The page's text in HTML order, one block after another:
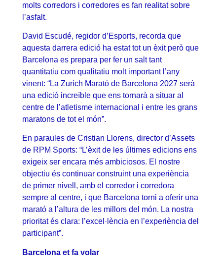
molts corredors i corredores es fan realitat sobre
l’asfalt.
David Escudé, regidor d’Esports, recorda que
aquesta darrera edició ha estat tot un èxit però que
Barcelona es prepara per fer un salt tant
quantitatiu com qualitatiu molt important l’any
vinent: “La Zurich Marató de Barcelona 2027 serà
una edició increïble que ens tornarà a situar al
centre de l’atletisme internacional i entre les grans
maratons de tot el món”.
En paraules de Cristian Llorens, director d’Assets
de RPM Sports: “L’èxit de les últimes edicions ens
exigeix ser encara més ambiciosos. El nostre
objectiu és continuar construint una experiència
de primer nivell, amb el corredor i corredora
sempre al centre, i que Barcelona torni a oferir una
marató a l’altura de les millors del món. La nostra
prioritat és clara: l’excel·lència en l’experiència del
participant”.
Barcelona et fa volar